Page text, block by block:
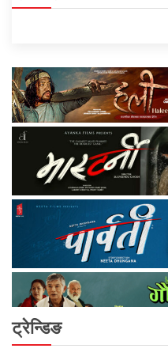
ट्रेन्डिङ